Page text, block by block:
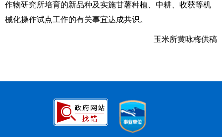
作物研究所培育的新品种及实施甘薯种植、中耕、收获等机
械化操作试点工作的有关事宜达成共识。
玉米所黄咏梅供稿